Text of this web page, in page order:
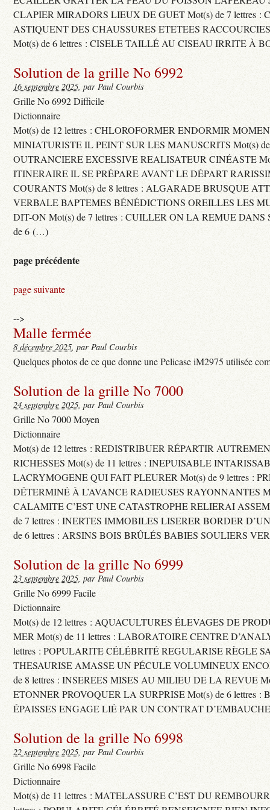
CLAPIER MIRADORS LIEUX DE GUET Mot(s) de 7 lettres :
ASTIQUENT DES CHAUSSURES ETETEES
Mot(s) de 6 lettres : CISELE TAILLÉ AU CISEAU IRRITE À
Solution de la grille No 6992
16 septembre 2025, par Paul Courbis
Grille No 6992 Difficile
Dictionnaire
Mot(s) de 12 lettres : CHLOROFORMER ENDORMIR
MINIATURISTE IL PEINT SUR LES MANUSCRITS Mot(s) de
OUTRANCIERE EXCESSIVE REALISATEUR CINÉASTE
ITINERAIRE IL SE PRÉPARE AVANT LE DÉPART
COURANTS Mot(s) de 8 lettres : ALGARADE BRUSQUE
VERBALE BAPTEMES BÉNÉDICTIONS OREILLES LES
DIT-ON Mot(s) de 7 lettres : CUILLER ON LA REMUE DANS
de 6 (…)
page précédente
page suivante
-->
Malle fermée
8 décembre 2025, par Paul Courbis
Quelques photos de ce que donne une Pelicase iM2975 utilisée
Solution de la grille No 7000
24 septembre 2025, par Paul Courbis
Grille No 7000 Moyen
Dictionnaire
Mot(s) de 12 lettres : REDISTRIBUER RÉPARTIR
RICHESSES Mot(s) de 11 lettres : INEPUISABLE
LACRYMOGENE QUI FAIT PLEURER Mot(s) de 9 lettres :
DÉTERMINÉ À L’AVANCE RADIEUSES RAYONNANTES
CALAMITE C’EST UNE CATASTROPHE RELIERAI
de 7 lettres : INERTES IMMOBILES LISERER BORDER
de 6 lettres : ARSINS BOIS BRÛLÉS BABIES SOULIERS
Solution de la grille No 6999
23 septembre 2025, par Paul Courbis
Grille No 6999 Facile
Dictionnaire
Mot(s) de 12 lettres : AQUACULTURES ÉLEVAGES DE
MER Mot(s) de 11 lettres : LABORATOIRE CENTRE
lettres : POPULARITE CÉLÉBRITÉ REGULARISE RÈGLE
THESAURISE AMASSE UN PÉCULE VOLUMINEUX
de 8 lettres : INSEREES MISES AU MILIEU DE LA REVUE
ETONNER PROVOQUER LA SURPRISE Mot(s) de 6 lettres :
ÉPAISSES ENGAGE LIÉ PAR UN CONTRAT
Solution de la grille No 6998
22 septembre 2025, par Paul Courbis
Grille No 6998 Facile
Dictionnaire
Mot(s) de 11 lettres : MATELASSURE C’EST DU